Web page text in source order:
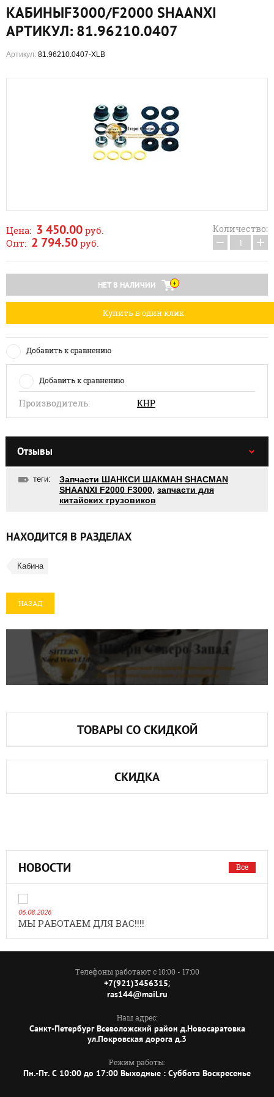
КАБИНЫF3000/F2000 SHAANXI
АРТИКУЛ: 81.96210.0407
Артикул: 81.96210.0407-XLB
Цена: 3 450.00 руб.
Опт: 2 794.50 руб.
Количество:
− +
НЕТ В НАЛИЧИИ
Купить в один клик
Добавить к сравнению
Добавить к сравнению
Производитель: КНР
Отзывы
теги:
Запчасти ШАНКСИ ШАКМАН SHACMAN
SHAANXI F2000 F3000, запчасти для
китайских грузовиков
НАХОДИТСЯ В РАЗДЕЛАХ
Кабина
НАЗАД
ТОВАРЫ СО СКИДКОЙ
СКИДКА
НОВОСТИ Все
06.08.2026
МЫ РАБОТАЕМ ДЛЯ ВАС!!!!
Телефоны работают с 10:00 - 17:00
+7(921)3456315;
ras144@mail.ru
Наш адрес:
Санкт-Петербург Всеволожский район д.Новосаратовка
ул.Покровская дорога д.3
Режим работы:
Пн.-Пт. C 10:00 до 17:00 Выходные : Суббота Воскресенье